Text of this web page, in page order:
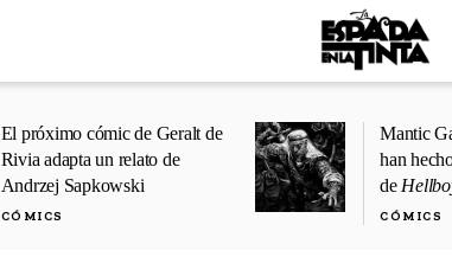
El próximo cómic de Geralt de
Rivia adapta un relato de
Andrzej Sapkowski
CÓMICS
Mantic
han
de
CÓMICS